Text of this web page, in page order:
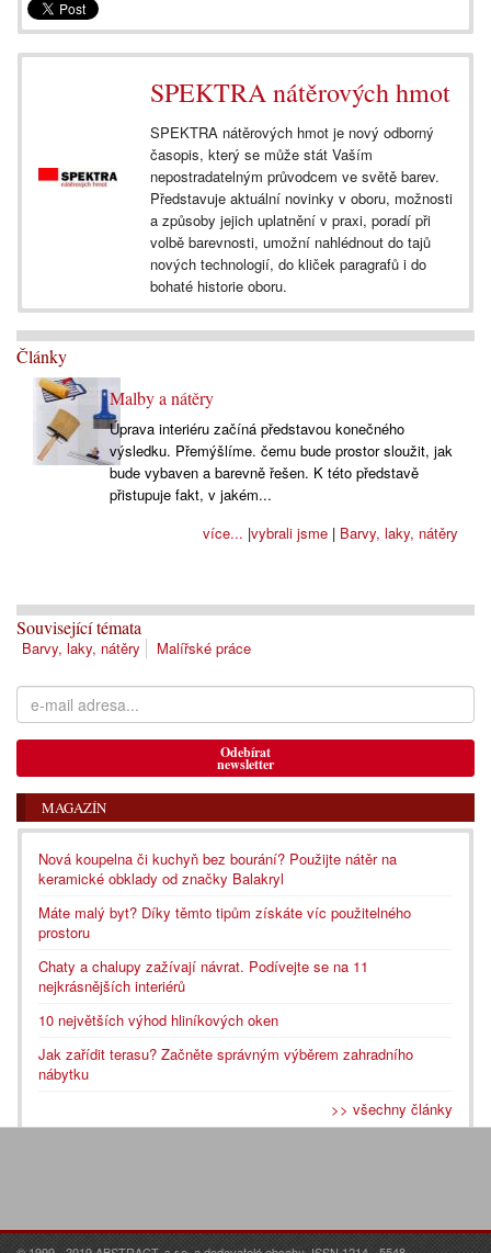
SPEKTRA nátěrových hmot
SPEKTRA nátěrových hmot je nový odborný
časopis, který se může stát Vaším
nepostradatelným průvodcem ve světě barev.
Představuje aktuální novinky v oboru, možnosti
a způsoby jejich uplatnění v praxi, poradí při
volbě barevnosti, umožní nahlédnout do tajů
nových technologií, do kliček paragrafů i do
bohaté historie oboru.
Články
Malby a nátěry
Úprava interiéru začíná představou konečného
výsledku. Přemýšlíme. čemu bude prostor sloužit, jak
bude vybaven a barevně řešen. K této představě
přistupuje fakt, v jakém...
vybrali jsme| Barvy, laky, nátěry
více... |
Související témata
Barvy, laky, nátěry Malířské práce
Odebírat
newsletter
MAGAZÍN
Nová koupelna či kuchyň bez bourání? Použijte nátěr na
keramické obklady od značky Balakryl
Máte malý byt? Díky těmto tipům získáte víc použitelného
prostoru
Chaty a chalupy zažívají návrat. Podívejte se na 11
nejkrásnějších interiérů
10 největších výhod hliníkových oken
Jak zařídit terasu? Začněte správným výběrem zahradního
nábytku
>> všechny články